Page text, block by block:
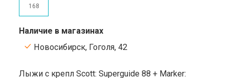
168
Наличие в магазинах
Новосибирск, Гоголя, 42
Лыжи с крепл Scott: Superguide 88 + Marker: